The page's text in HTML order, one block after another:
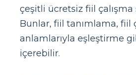
çeşitli ücretsiz fiil çalışma
Bunlar, fiil tanımlama, fiil
anlamlarıyla eşleştirme
içerebilir.